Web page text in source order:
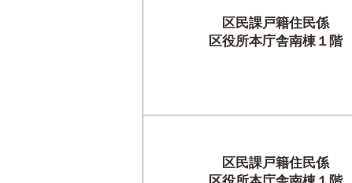
区民課戸籍住民係
区役所本庁舎南棟１階
区民課戸籍住民係